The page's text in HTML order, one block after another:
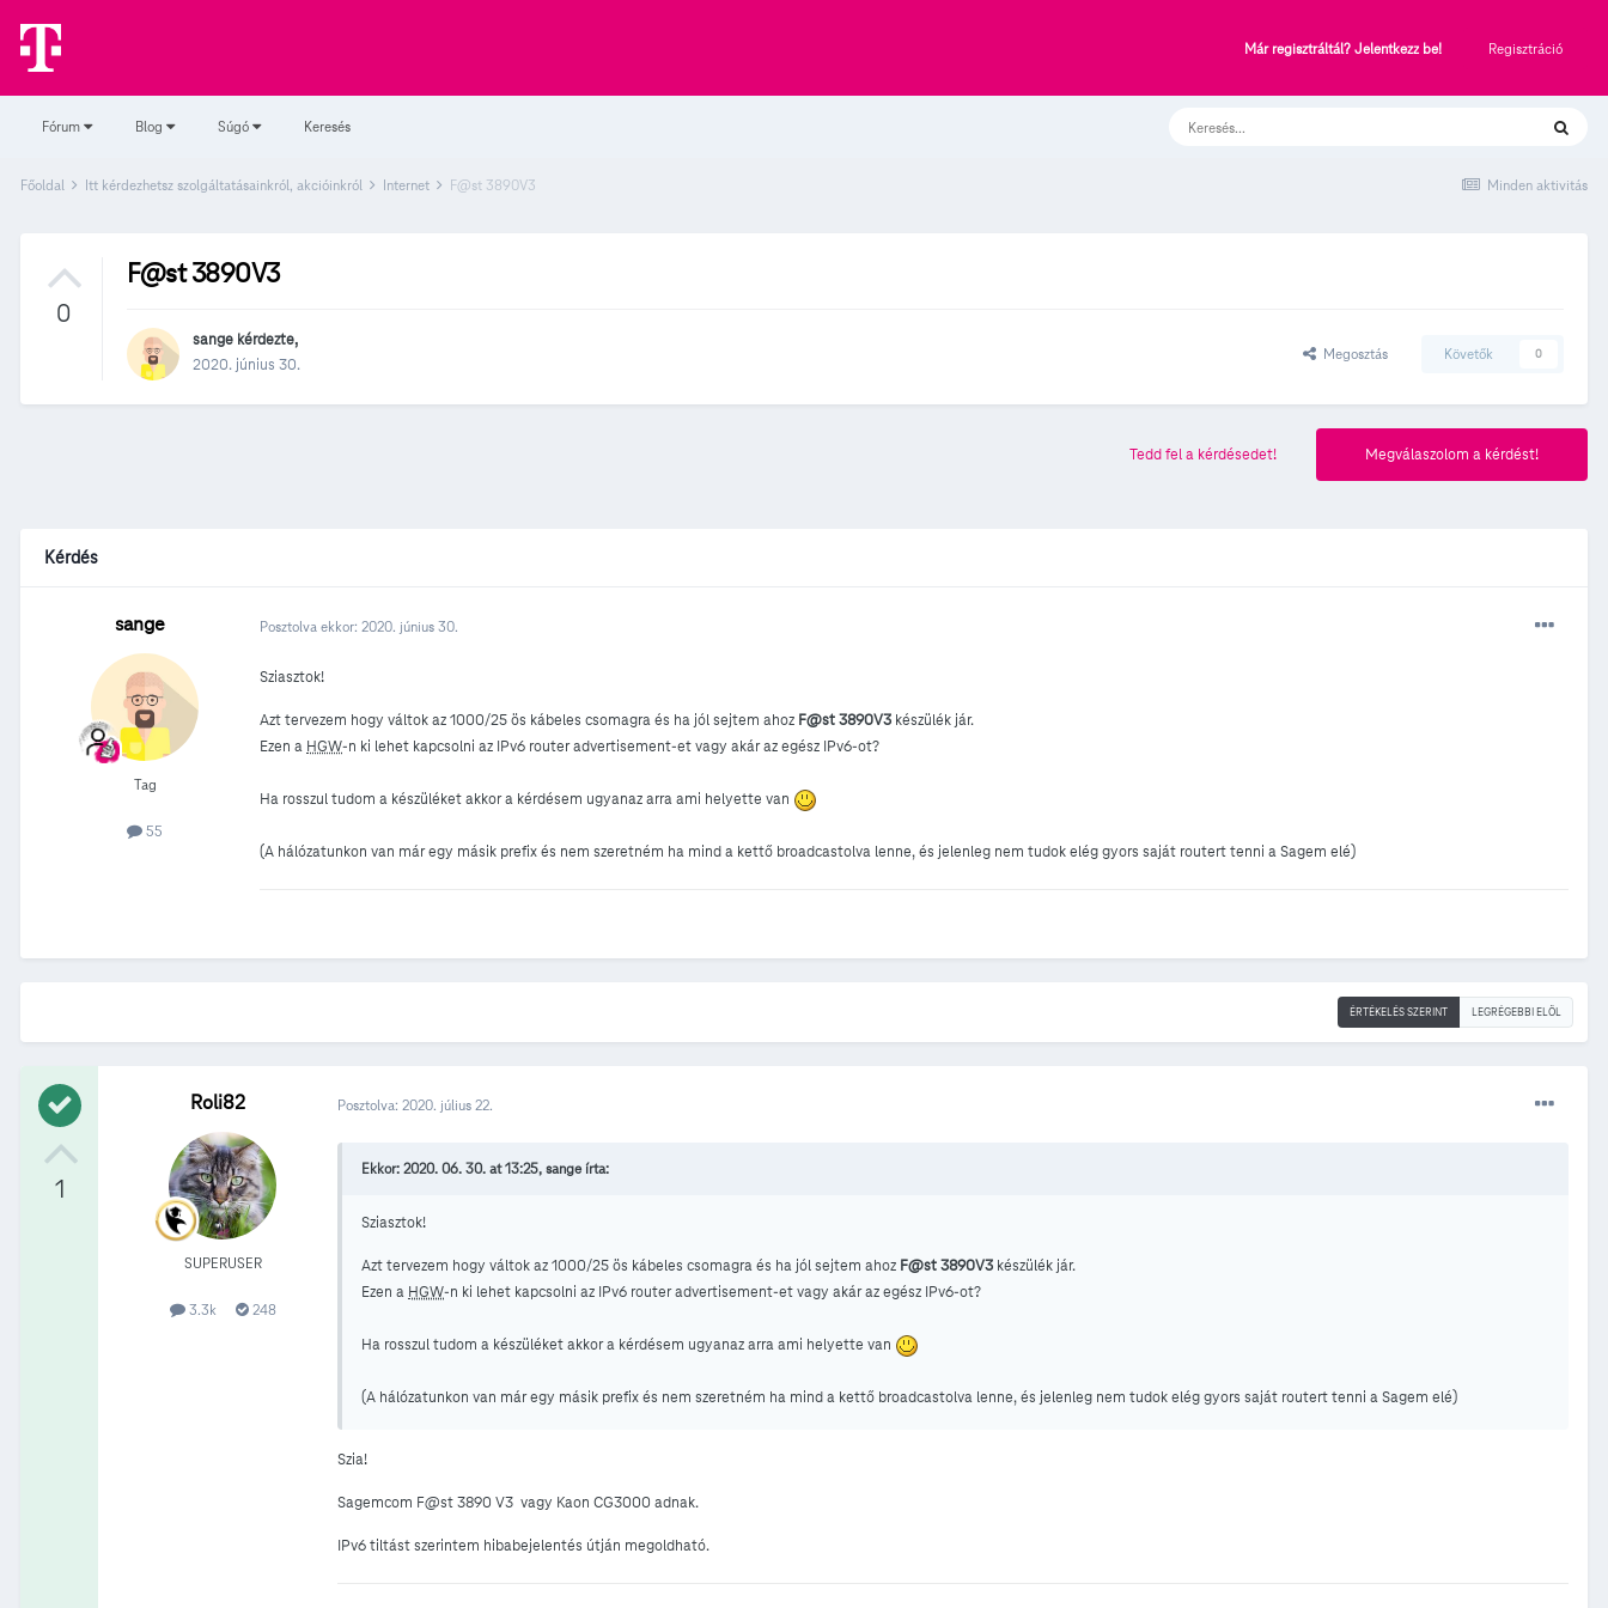
Már regisztráltál? Jelentkezz be! Regisztráció
Fórum Blog Súgó Keresés
Minden aktivitás
Főoldal Itt kérdezhetsz szolgáltatásainkról, akcióinkról Internet F@st 3890V3
0
F@st 3890V3
sange kérdezte,
2020. június 30.
Megosztás Követők 0
Megválaszolom a kérdést!
Tedd fel a kérdésedet!
Kérdés
sange
Tag
55
Posztolva ekkor: 2020. június 30.
Sziasztok!
Azt tervezem hogy váltok az 1000/25 ös kábeles csomagra és ha jól sejtem ahoz F@st 3890V3 készülék jár.
Ezen a HGW-n ki lehet kapcsolni az IPv6 router advertisement-et vagy akár az egész IPv6-ot?
Ha rosszul tudom a készüléket akkor a kérdésem ugyanaz arra ami helyette van
(A hálózatunkon van már egy másik prefix és nem szeretném ha mind a kettő broadcastolva lenne, és jelenleg nem tudok elég gyors saját routert tenni a Sagem elé)
ÉRTÉKELÉS SZERINT LEGRÉGEBBI ELÖL
1
Roli82
SUPERUSER
3.3k 248
Posztolva: 2020. július 22.
Ekkor: 2020. 06. 30. at 13:25, sange írta:
Sziasztok!
Azt tervezem hogy váltok az 1000/25 ös kábeles csomagra és ha jól sejtem ahoz F@st 3890V3 készülék jár.
Ezen a HGW-n ki lehet kapcsolni az IPv6 router advertisement-et vagy akár az egész IPv6-ot?
Ha rosszul tudom a készüléket akkor a kérdésem ugyanaz arra ami helyette van
(A hálózatunkon van már egy másik prefix és nem szeretném ha mind a kettő broadcastolva lenne, és jelenleg nem tudok elég gyors saját routert tenni a Sagem elé)
Szia!
Sagemcom F@st 3890 V3 vagy Kaon CG3000 adnak.
IPv6 tiltást szerintem hibabejelentés útján megoldható.